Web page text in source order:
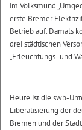
im Volksmund
erste Bremer
Betrieb auf. Damals
drei städtischen
„Erleuchtungs- und
Heute ist die swb-
Liberalisierung der
Bremen und der